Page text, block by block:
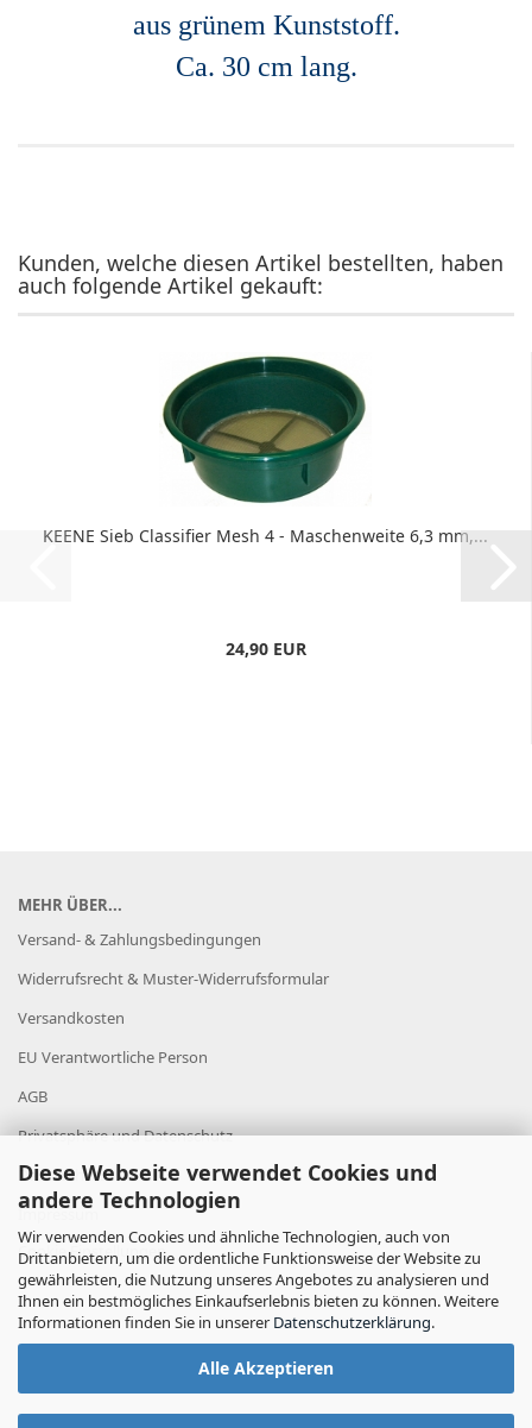
Diese Webseite verwendet Cookies und
andere Technologien
Wir verwenden Cookies und ähnliche Technologien, auch von
Drittanbietern, um die ordentliche Funktionsweise der Website zu
gewährleisten, die Nutzung unseres Angebotes zu analysieren und
Ihnen ein bestmögliches Einkaufserlebnis bieten zu können. Weitere
Informationen finden Sie in unserer Datenschutzerklärung.
Alle Akzeptieren
aus grünem Kunststoff.
Ca. 30 cm lang.
Kunden, welche diesen Artikel bestellten, haben
auch folgende Artikel gekauft:
KEENE Sieb Classifier Mesh 4 - Maschenweite 6,3 mm,...
24,90 EUR
MEHR ÜBER...
Versand- & Zahlungsbedingungen
Widerrufsrecht & Muster-Widerrufsformular
Versandkosten
EU Verantwortliche Person
AGB
Privatsphäre und Datenschutz
Datenschutz
Impressum
Cookie Einstellungen